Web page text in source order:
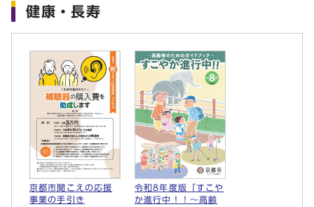
健康・長寿
京都市聞こえの応援
事業の手引き
令和8年度版「すこや
か進行中！！～高齢